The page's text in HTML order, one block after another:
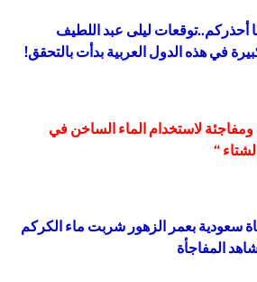
أحذركم..توقعات ليلى عبد اللطيف
في هذه الدول العربية بدأت بالتحقق!
لاستخدام الماء الساخن في
“
سعودية بعمر الزهور شربت ماء الكركم
المفاجأة